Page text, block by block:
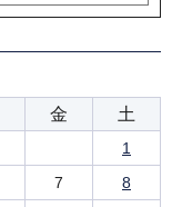
金 土
1
7
8